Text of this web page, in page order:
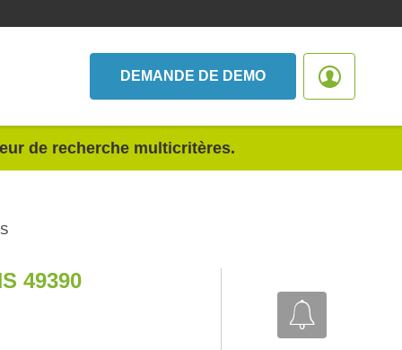
DEMANDE DE DEMO
de recherche multicritères.
49390